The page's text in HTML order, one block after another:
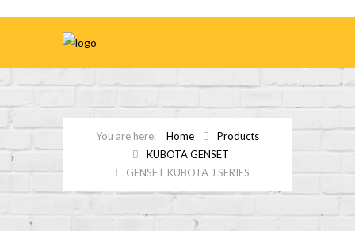
Home
Products
KUBOTA GENSET
GENSET KUBOTA J SERIES